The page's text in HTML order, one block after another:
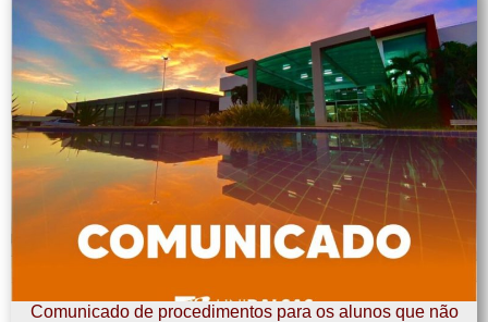
Comunicado de procedimentos para os alunos que não